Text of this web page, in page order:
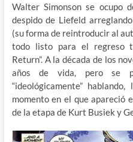
Walter Simonson se ocupo
despido de Liefeld
(su forma de reintroducir al
todo listo para el regreso
Return”. A la década de los
años de vida, pero se
“ideológicamente”
momento en el que apareció
de la etapa de Kurt Busiek y